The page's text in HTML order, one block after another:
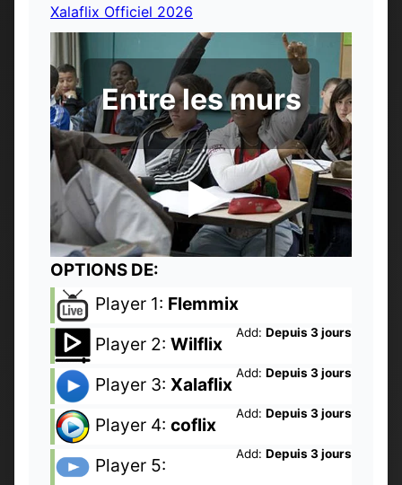
Xalaflix Officiel 2026
Entre les murs
OPTIONS DE:
Player 1: Flemmix
Add: Depuis 3 jours
Player 2: Wilflix
Add: Depuis 3 jours
Player 3: Xalaflix
Add: Depuis 3 jours
Player 4: coflix
Add: Depuis 3 jours
Player 5: